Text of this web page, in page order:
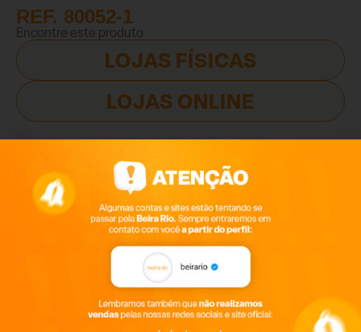
REF. 80052-1
Encontre este produto
LOJAS FÍSICAS
LOJAS ONLINE
SOBRE NÓS
Inspirada pela pluralidade e autenticidade de suas
consumidoras, Beira Rio combina tecnologia,
qualidade e design inteligente.